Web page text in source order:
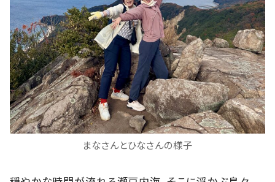
まなさんとひなさんの様子